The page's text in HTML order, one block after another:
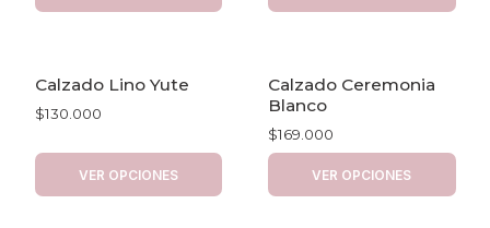
Calzado Lino Yute
$130.000
VER OPCIONES
Calzado Ceremonia
Blanco
$169.000
VER OPCIONES